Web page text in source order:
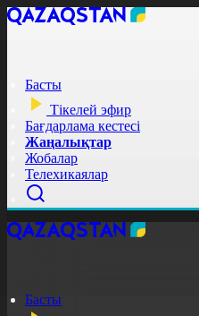
Басты
Тікелей эфир
Бағдарлама кестесі
Жаңалықтар
Жобалар
Телехикаялар
Басты